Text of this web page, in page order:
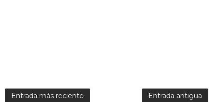
Entrada más reciente Entrada antigua